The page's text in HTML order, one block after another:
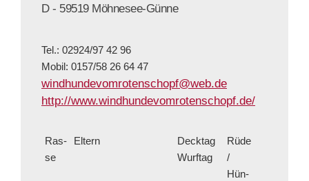
D - 59519 Möhnesee-Günne
Tel.: 02924/97 42 96
Mobil: 0157/58 26 64 47
windhundevomrotenschopf@web.de
http://www.windhundevomrotenschopf.de/
Ras­
se
Eltern
Deck­tag
Wurf­tag
Rüde
/
Hün­